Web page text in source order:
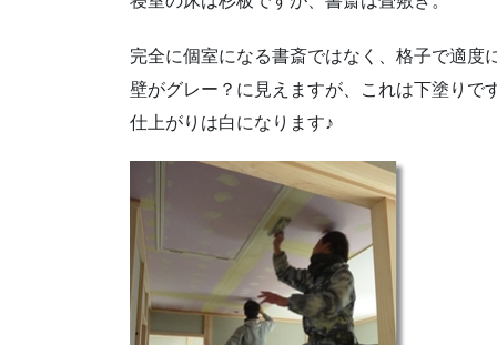
完全に個室になる書斎ではなく、格子で適度
壁がグレー？に見えますが、これは下塗りで
仕上がりは白になります♪